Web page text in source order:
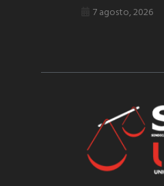
7 agosto, 2026